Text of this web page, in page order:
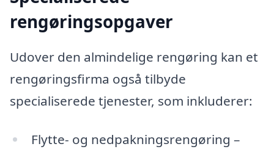
rengøringsopgaver
Udover den almindelige rengøring kan et
rengøringsfirma også tilbyde
specialiserede tjenester, som inkluderer:
Flytte- og nedpakningsrengøring –